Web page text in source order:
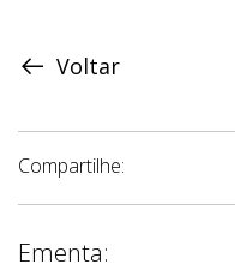
Voltar
Compartilhe:
Ementa: